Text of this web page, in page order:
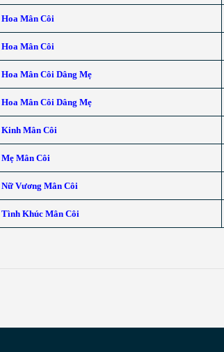
Hoa Mân Côi
Hoa Mân Côi
Hoa Mân Côi Dâng Mẹ
Hoa Mân Côi Dâng Mẹ
Kinh Mân Côi
Mẹ Mân Côi
Nữ Vương Mân Côi
Tình Khúc Mân Côi